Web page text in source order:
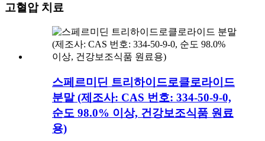
고혈압 치료
스페르미딘 트리하이드로클로라이드
분말 (제조사: CAS 번호: 334-50-9-0,
순도 98.0% 이상, 건강보조식품 원료
용)